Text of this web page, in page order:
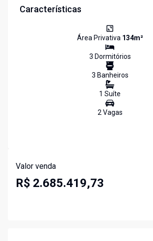
Características
Área Privativa 134m²
3 Dormitórios
3 Banheiros
1 Suíte
2Vagas
Valor venda
R$ 2.685.419,73